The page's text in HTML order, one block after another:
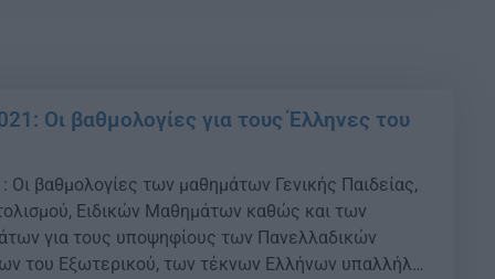
Οι βαθμολογίες για τους Έλληνες του
Oι βαθμολογίες των μαθημάτων Γενικής Παιδείας,
Ειδικών Μαθημάτων καθώς και των
για τους υποψηφίους των Πανελλαδικών
του Εξωτερικού, των τέκνων Ελλήνων υπαλλήλων